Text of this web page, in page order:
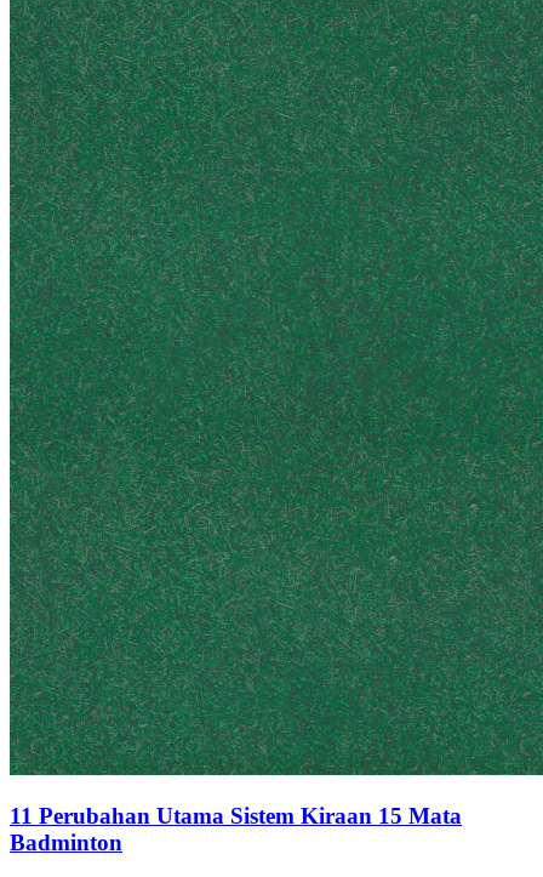
11 Perubahan Utama Sistem Kiraan 15 Mata
Badminton